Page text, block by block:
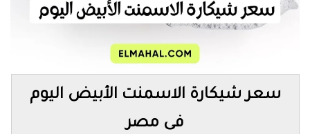
سعر شيكارة الاسمنت الأبيض اليوم
فى مصر